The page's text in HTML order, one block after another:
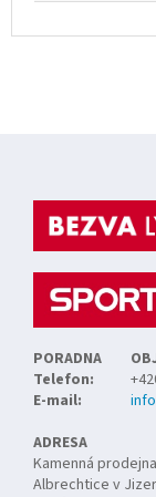
PORADNA
Telefon:
E-mail:
ADRESA
Kamenná
Albrechtice v